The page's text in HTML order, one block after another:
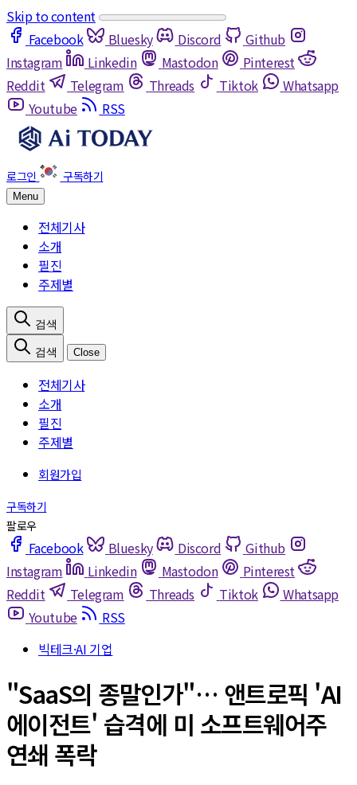
Skip to content
Facebook
Bluesky Discord
Github
Instagram
Linkedin Mastodon
Pinterest
Reddit
Telegram Threads Tiktok
Whatsapp
Youtube
RSS
Menu
전체기사
소개
필진
주제별
Close
전체기사
소개
필진
주제별
Facebook Bluesky Discord
Github
Instagram
Linkedin Mastodon
Pinterest
Reddit
Telegram Threads Tiktok
Whatsapp
Youtube
RSS
빅테크·AI 기업
"SaaS의 종말인가"… 앤트로픽 'AI
에이전트' 습격에 미 소프트웨어주
연쇄 폭락